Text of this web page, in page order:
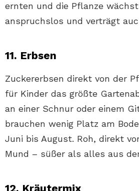
ernten und die Pflanze
anspruchslos und verträgt
11. Erbsen
Zuckererbsen direkt von der
für Kinder das größte
an einer Schnur oder einem
brauchen wenig Platz am
Juni bis August. Roh, direkt
Mund – süßer als alles aus
12. Kräutermix